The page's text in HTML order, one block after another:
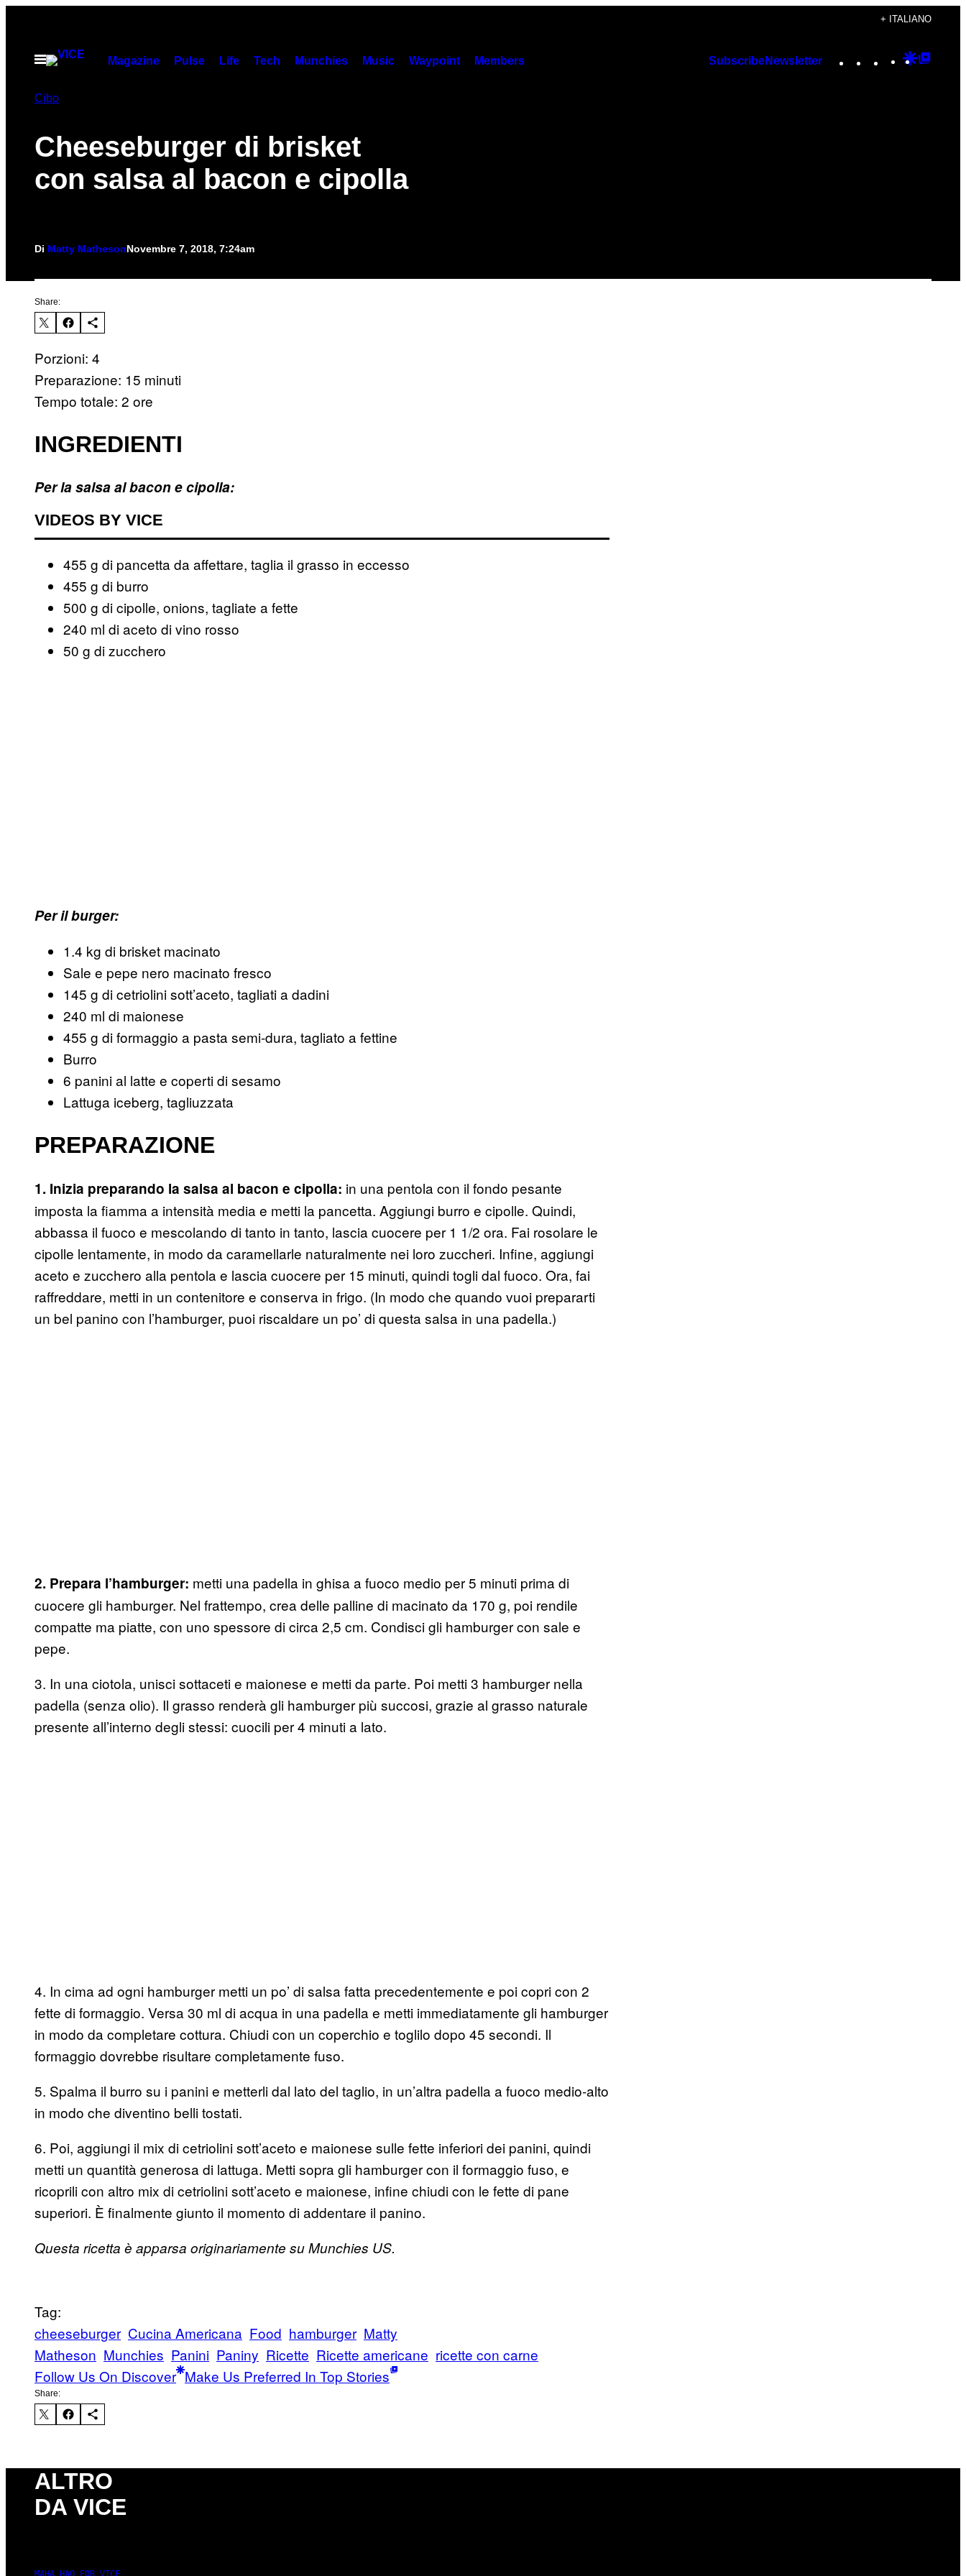
contenuto
+ ITALIANO
Apri
Magazine Pulse Life Tech Munchies Music Waypoint Members SubscribeNewsletter Instagram
TikTok
YouTube
Google
Cibo
Cheeseburger di brisket
con salsa al bacon e cipolla
Di Matty MathesonNovembre 7, 2018, 7:24am
Share:
Porzioni: 4
Preparazione: 15 minuti
Tempo totale: 2 ore
INGREDIENTI
Per la salsa al bacon e cipolla:
VIDEOS BY VICE
455 g di pancetta da affettare, taglia il grasso in eccesso
455 g di burro
500 g di cipolle, onions, tagliate a fette
240 ml di aceto di vino rosso
50 g di zucchero
Per il burger:
1.4 kg di brisket macinato
Sale e pepe nero macinato fresco
145 g di cetriolini sott’aceto, tagliati a dadini
240 ml di maionese
455 g di formaggio a pasta semi-dura, tagliato a fettine
Burro
6 panini al latte e coperti di sesamo
Lattuga iceberg, tagliuzzata
PREPARAZIONE
1. Inizia preparando la salsa al bacon e cipolla: in una pentola con il fondo pesante
imposta la fiamma a intensità media e metti la pancetta. Aggiungi burro e cipolle. Quindi,
abbassa il fuoco e mescolando di tanto in tanto, lascia cuocere per 1 1/2 ora. Fai rosolare le
cipolle lentamente, in modo da caramellarle naturalmente nei loro zuccheri. Infine, aggiungi
aceto e zucchero alla pentola e lascia cuocere per 15 minuti, quindi togli dal fuoco. Ora, fai
raffreddare, metti in un contenitore e conserva in frigo. (In modo che quando vuoi prepararti
un bel panino con l’hamburger, puoi riscaldare un po’ di questa salsa in una padella.)
2. Prepara l’hamburger: metti una padella in ghisa a fuoco medio per 5 minuti prima di
cuocere gli hamburger. Nel frattempo, crea delle palline di macinato da 170 g, poi rendile
compatte ma piatte, con uno spessore di circa 2,5 cm. Condisci gli hamburger con sale e
pepe.
3. In una ciotola, unisci sottaceti e maionese e metti da parte. Poi metti 3 hamburger nella
padella (senza olio). Il grasso renderà gli hamburger più succosi, grazie al grasso naturale
presente all’interno degli stessi: cuocili per 4 minuti a lato.
4. In cima ad ogni hamburger metti un po’ di salsa fatta precedentemente e poi copri con 2
fette di formaggio. Versa 30 ml di acqua in una padella e metti immediatamente gli hamburger
in modo da completare cottura. Chiudi con un coperchio e toglilo dopo 45 secondi. Il
formaggio dovrebbe risultare completamente fuso.
5. Spalma il burro su i panini e metterli dal lato del taglio, in un’altra padella a fuoco medio-alto
in modo che diventino belli tostati.
6. Poi, aggiungi il mix di cetriolini sott’aceto e maionese sulle fette inferiori dei panini, quindi
metti un quantità generosa di lattuga. Metti sopra gli hamburger con il formaggio fuso, e
ricoprili con altro mix di cetriolini sott’aceto e maionese, infine chiudi con le fette di pane
superiori. È finalmente giunto il momento di addentare il panino.
Questa ricetta è apparsa originariamente su Munchies US.
Tag:
cheeseburger Cucina Americana Food hamburger Matty
Matheson Munchies Panini Paniny Ricette Ricette americane ricette con carne
Follow Us On Discover Make Us Preferred In Top Stories
Share:
ALTRO
DA VICE
MAHA HAQ FOR VICE